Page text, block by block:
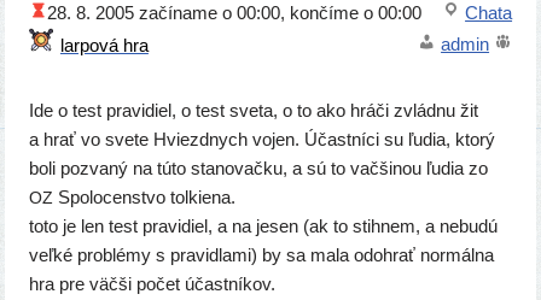
28. 8. 2005 začí­na­me o 00:00, kon­čí­me o 00:00
Chata
admin
Ide o test pra­vi­diel, o test sve­ta, o to ako hrá­či zvlád­nu žit
a hrať vo sve­te Hviezdnych vojen. Účastníci su ľudia, kto­rý
boli pozva­ný na túto sta­no­vač­ku, a sú to vač­ši­nou ľudia zo
OZ Spolocenstvo tol­kie­na.
toto je len test pra­vi­diel, a na jesen (ak to stih­nem, a nebu­dú
veľ­ké prob­lé­my s pra­vid­la­mi) by sa mala odo­hrať nor­mál­na
hra pre väč­ši počet účast­ní­kov.